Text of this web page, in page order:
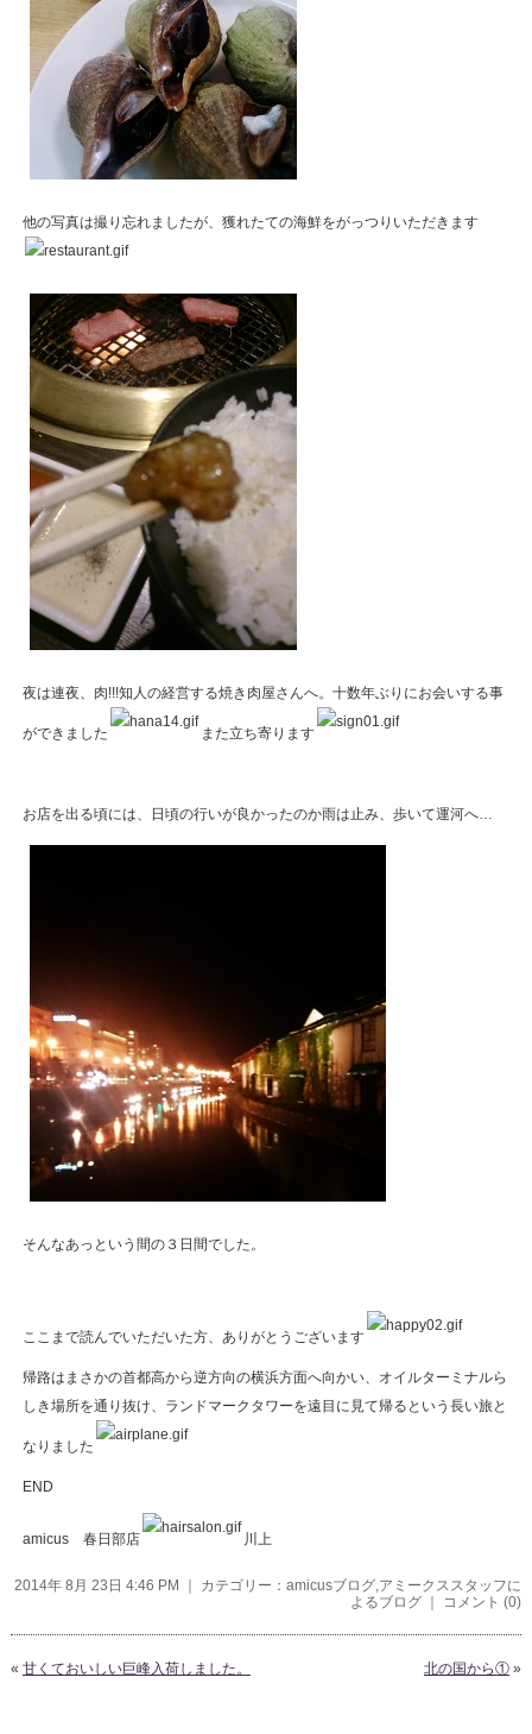
他の写真は撮り忘れましたが、獲れたての海鮮をがっつりいただきます
夜は連夜、肉!!!知人の経営する焼き肉屋さんへ。十数年ぶりにお会いする事
ができました また立ち寄ります
お店を出る頃には、日頃の行いが良かったのか雨は止み、歩いて運河へ…
そんなあっという間の３日間でした。
ここまで読んでいただいた方、ありがとうございます
帰路はまさかの首都高から逆方向の横浜方面へ向かい、オイルターミナルら
しき場所を通り抜け、ランドマークタワーを遠目に見て帰るという長い旅と
なりました
END
amicus 春日部店 川上
2014年 8月 23日 4:46 PM ｜ カテゴリー：amicusブログ,アミークススタッフに
よるブログ
コメント (0)
« 甘くておいしい巨峰入荷しました。 北の国から① »